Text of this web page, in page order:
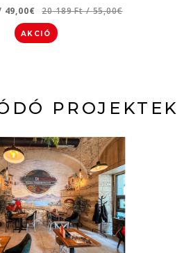
49,00€ 20 189 Ft/ 55,00€
AKCIÓ
PROJEKTEK